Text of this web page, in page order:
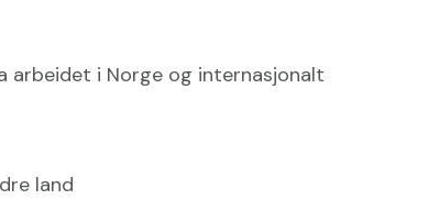
arbeidet i Norge og internasjonalt
land